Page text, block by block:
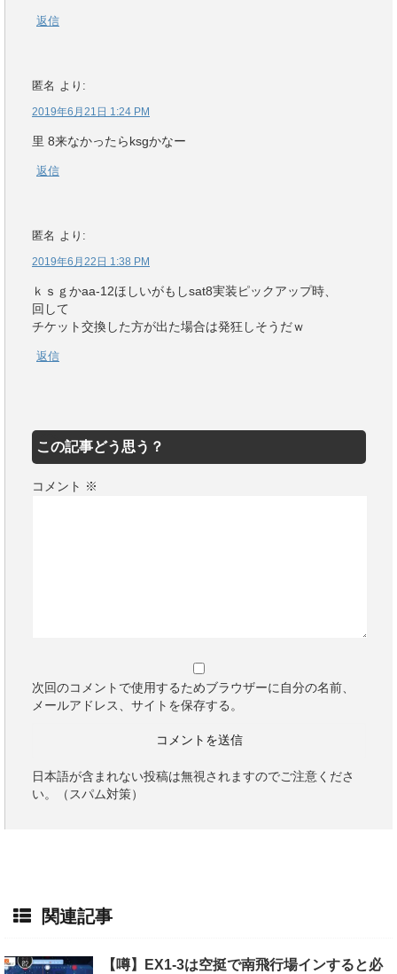
返信
匿名 より:
2019年6月21日 1:24 PM
里 8来なかったらksgかなー
返信
匿名 より:
2019年6月22日 1:38 PM
ｋｓｇかaa-12ほしいがもしsat8実装ピックアップ時、
回して
チケット交換した方が出た場合は発狂しそうだｗ
返信
この記事どう思う？
コメント ※
次回のコメントで使用するためブラウザーに自分の名前、
メールアドレス、サイトを保存する。
日本語が含まれない投稿は無視されますのでご注意くださ
い。（スパム対策）
関連記事
【噂】EX1-3は空挺で南飛行場インすると必